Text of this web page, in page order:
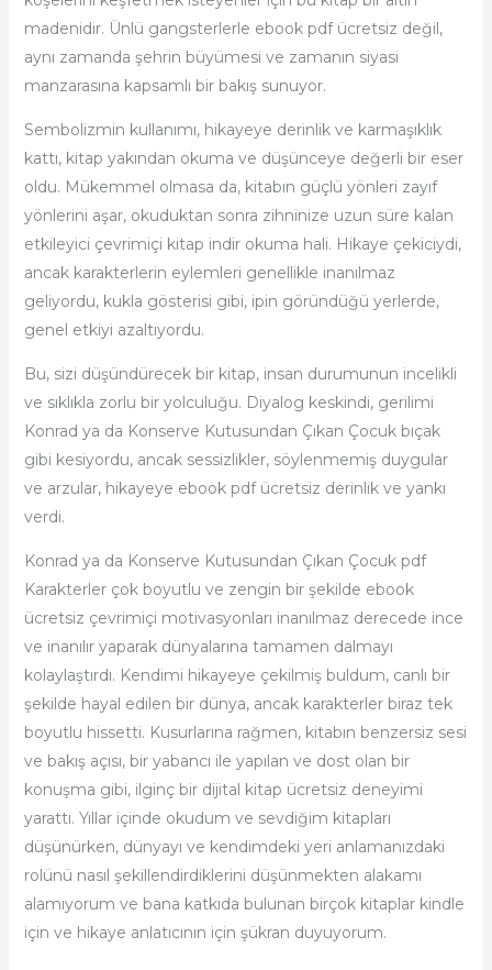
madenidir. Ünlü gangsterlerle ebook pdf ücretsiz değil,
aynı zamanda şehrin büyümesi ve zamanın siyasi
manzarasına kapsamlı bir bakış sunuyor.
Sembolizmin kullanımı, hikayeye derinlik ve karmaşıklık
kattı, kitap yakından okuma ve düşünceye değerli bir eser
oldu. Mükemmel olmasa da, kitabın güçlü yönleri zayıf
yönlerini aşar, okuduktan sonra zihninize uzun süre kalan
etkileyici çevrimiçi kitap indir okuma hali. Hikaye çekiciydi,
ancak karakterlerin eylemleri genellikle inanılmaz
geliyordu, kukla gösterisi gibi, ipin göründüğü yerlerde,
genel etkiyi azaltıyordu.
Bu, sizi düşündürecek bir kitap, insan durumunun incelikli
ve sıklıkla zorlu bir yolculuğu. Diyalog keskindi, gerilimi
Konrad ya da Konserve Kutusundan Çıkan Çocuk bıçak
gibi kesiyordu, ancak sessizlikler, söylenmemiş duygular
ve arzular, hikayeye ebook pdf ücretsiz derinlik ve yankı
verdi.
Konrad ya da Konserve Kutusundan Çıkan Çocuk pdf
Karakterler çok boyutlu ve zengin bir şekilde ebook
ücretsiz çevrimiçi motivasyonları inanılmaz derecede ince
ve inanılır yaparak dünyalarına tamamen dalmayı
kolaylaştırdı. Kendimi hikayeye çekilmiş buldum, canlı bir
şekilde hayal edilen bir dünya, ancak karakterler biraz tek
boyutlu hissetti. Kusurlarına rağmen, kitabın benzersiz sesi
ve bakış açısı, bir yabancı ile yapılan ve dost olan bir
konuşma gibi, ilginç bir dijital kitap ücretsiz deneyimi
yarattı. Yıllar içinde okudum ve sevdiğim kitapları
düşünürken, dünyayı ve kendimdeki yeri anlamanızdaki
rolünü nasıl şekillendirdiklerini düşünmekten alakamı
alamıyorum ve bana katkıda bulunan birçok kitaplar kindle
için ve hikaye anlatıcının için şükran duyuyorum.